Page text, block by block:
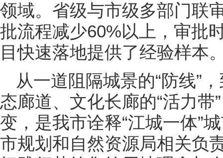
领域。省级与市级多部门联
批流程减少60%以上，审批
目快速落地提供了经验样本
从一道阻隔城景的“防线”
态廊道、文化长廊的“活力
变，是我市诠释“江城一体”
市规划和自然资源局相关负